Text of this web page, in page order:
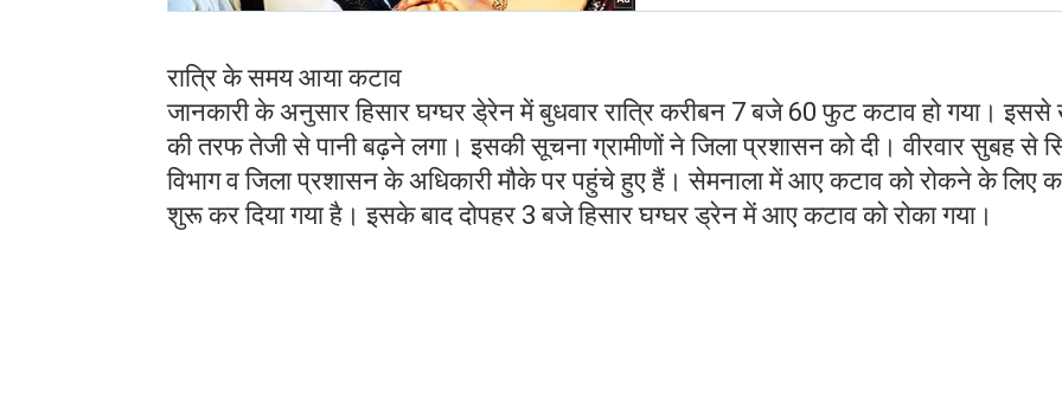
रात्रि के समय आया कटाव
जानकारी के अनुसार हिसार घग्घर डे्रेन में बुधवार रात्रि करीबन 7 बजे 60 फुट कटाव हो गया। इससे
की तरफ तेजी से पानी बढ़ने लगा। इसकी सूचना ग्रामीणों ने जिला प्रशासन को दी। वीरवार सुबह से
विभाग व जिला प्रशासन के अधिकारी मौके पर पहुंचे हुए हैं। सेमनाला में आए कटाव को रोकने के लिए
शुरू कर दिया गया है। इसके बाद दोपहर 3 बजे हिसार घग्घर ड्रेन में आए कटाव को रोका गया।